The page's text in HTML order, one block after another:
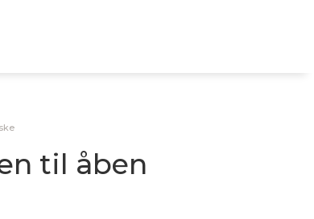
til åben